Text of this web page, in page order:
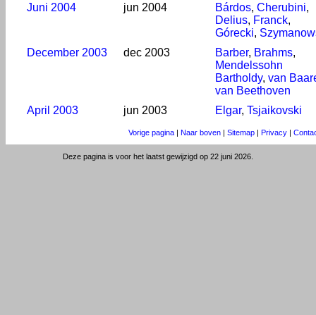
Juni 2004
jun 2004 Bárdos, Cherubini,
Delius, Franck,
Górecki,
December 2003
dec 2003 Barber, Brahms,
Mendelssohn
Bartholdy, van
van Beethoven
April 2003
jun 2003 Elgar, Tsjaikovski
Vorige pagina | Naar boven | Sitemap | Privacy |
Deze pagina is voor het laatst gewijzigd op 22 juni 2026.